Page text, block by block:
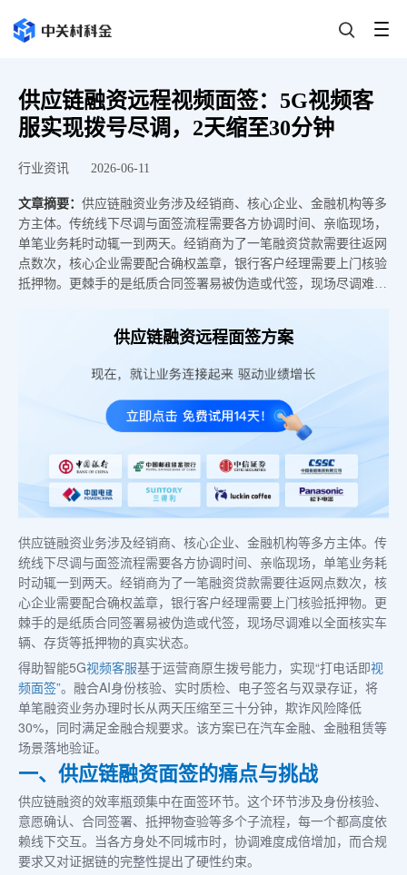
供应链融资远程视频面签：5G视频客
服实现拨号尽调，2天缩至30分钟
行业资讯 2026-06-11
文章摘要： 供应链融资业务涉及经销商、核心企业、金融机构等多
方主体。传统线下尽调与面签流程需要各方协调时间、亲临现场，
单笔业务耗时动辄一到两天。经销商为了一笔融资贷款需要往返网
点数次，核心企业需要配合确权盖章，银行客户经理需要上门核验
抵押物。更棘手的是纸质合同签署易被伪造或代签，现场尽调难以
供应链融资远程面签方案
供应链融资业务涉及经销商、核心企业、金融机构等多方主体。传
统线下尽调与面签流程需要各方协调时间、亲临现场，单笔业务耗
时动辄一到两天。经销商为了一笔融资贷款需要往返网点数次，核
心企业需要配合确权盖章，银行客户经理需要上门核验抵押物。更
棘手的是纸质合同签署易被伪造或代签，现场尽调难以全面核实车
辆、存货等抵押物的真实状态。
得助智能5G视频客服基于运营商原生拨号能力，实现“打电话即视
频面签”。融合AI身份核验、实时质检、电子签名与双录存证，将
单笔融资业务办理时长从两天压缩至三十分钟，欺诈风险降低
30%，同时满足金融合规要求。该方案已在汽车金融、金融租赁等
场景落地验证。
一、供应链融资面签的痛点与挑战
供应链融资的效率瓶颈集中在面签环节。这个环节涉及身份核验、
意愿确认、合同签署、抵押物查验等多个子流程，每一个都高度依
赖线下交互。当各方身处不同城市时，协调难度成倍增加，而合规
要求又对证据链的完整性提出了硬性约束。